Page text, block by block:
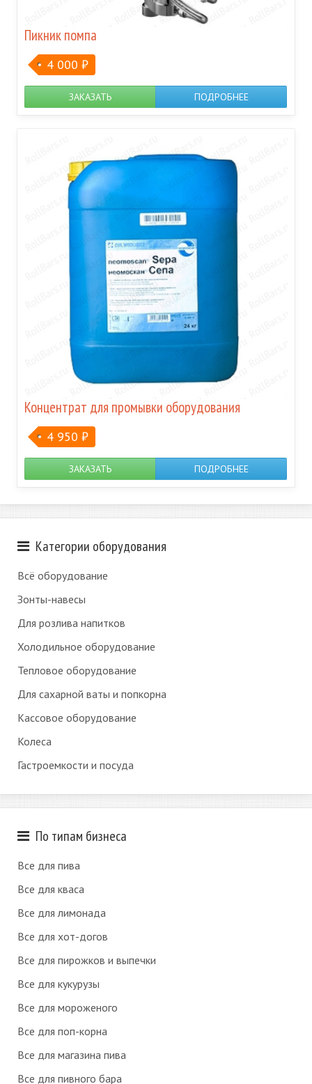
Пикник помпа
4 000 ₽
ЗАКАЗАТЬ ПОДРОБНЕЕ
Концентрат для промывки оборудования
4 950 ₽
ЗАКАЗАТЬ ПОДРОБНЕЕ
Категории оборудования
Всё оборудование
Зонты-навесы
Для розлива напитков
Холодильное оборудование
Тепловое оборудование
Для сахарной ваты и попкорна
Кассовое оборудование
Колеса
Гастроемкости и посуда
По типам бизнеса
Все для пива
Все для кваса
Все для лимонада
Все для хот-догов
Все для пирожков и выпечки
Все для кукурузы
Все для мороженого
Все для поп-корна
Все для магазина пива
Все для пивного бара